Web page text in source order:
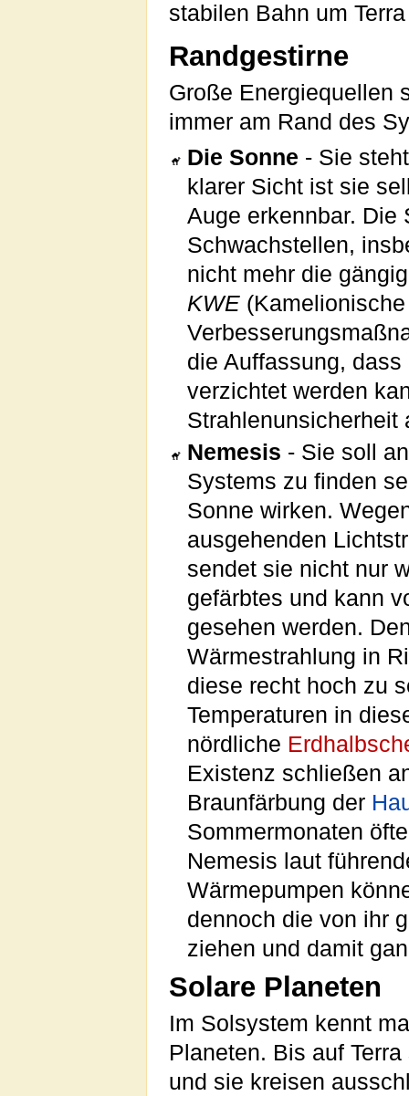
stabilen Bahn um
Randgestirne
Große Energiequellen
immer am Rand des
Die Sonne - Sie
klarer Sicht ist sie
Auge erkennbar. Die
Schwachstellen,
nicht mehr die
KWE
die Auffassung,
verzichtet werden
Strahlenunsicherheit
Nemesis - Sie soll
Systems zu finden
Sonne wirken.
ausgehenden
sendet sie nicht nur
gefärbtes und kann
gesehen werden.
Wärmestrahlung in
diese recht hoch zu
Temperaturen in
nördliche
Existenz schließen
Braunfärbung der
Sommermonaten
Nemesis laut
Wärmepumpen
dennoch die von ihr
ziehen und damit
Solare Planeten
Im Solsystem kennt
Planeten. Bis auf
und sie kreisen